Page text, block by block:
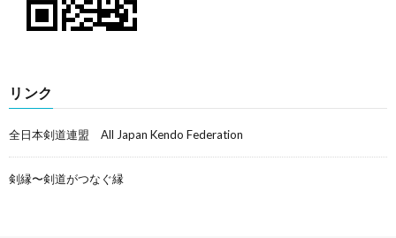
リンク
全日本剣道連盟 All Japan Kendo Federation
剣縁〜剣道がつなぐ縁